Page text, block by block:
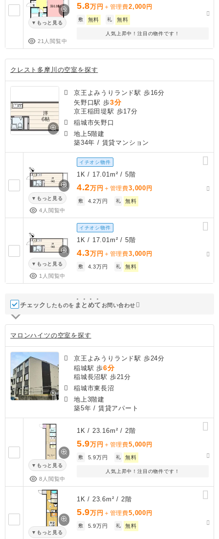
もっと見る
21人閲覧中
5.8万円 ＋管理費2,000 円
敷 無料 礼 無料
人気上昇中！注目の物件です！
クレスト多摩川の空室を探す
京王よみうりランド駅 歩16分
矢野口駅 歩3分
京王稲田堤駅 歩17分
稲城市矢野口
地上5階建
築34年 / 賃貸マンション
もっと見る
4人閲覧中
イチオシ物件
1K / 17.01m² / 5階
4.2万円 ＋管理費3,000 円
敷 4.2万円 礼 無料
もっと見る
1人閲覧中
イチオシ物件
1K / 17.01m² / 5階
4.3万円 ＋管理費3,000 円
敷 4.3万円 礼 無料
チェック したものを ま と めて お問い合わせ
マロンハイツの空室を探す
京王よみうりランド駅 歩24分
稲城駅 歩6分
稲城長沼駅 歩21分
稲城市東長沼
地上3階建
築5年 / 賃貸アパート
もっと見る
8人閲覧中
1K / 23.16m² / 2階
5.9万円 ＋管理費5,000 円
敷 5.9万円 礼 無料
人気上昇中！注目の物件です！
もっと見る
1K / 23.6m² / 2階
5.9万円 ＋管理費5,000 円
敷 5.9万円 礼 無料